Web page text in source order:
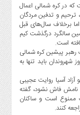
جدید نیست و ۹ سال است که در کره شمالی اعمال
و تدفین مردگان
برخلاف سال‌های قبل
دهمین سالگرد درگذشت کیم
پیشین کره شمالی
باید تنها به
آزاد آسیا روایت عجیبی
نامش فاش نشود، گفته
ممنوع است و ساکنان
کنند.